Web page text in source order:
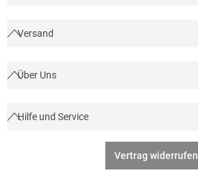
Versand
Über Uns
Hilfe und Service
Vertrag widerrufen